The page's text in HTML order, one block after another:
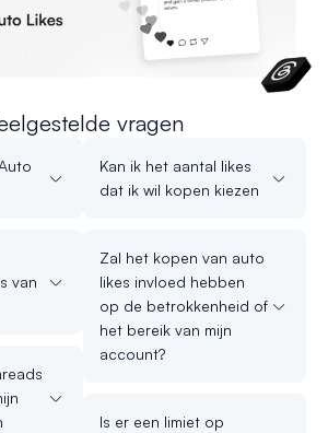
vragen
van
Kan ik het aantal likes
dat ik wil kopen kiezen
Zal het kopen van auto
likes invloed hebben
op de betrokkenheid of
het bereik van mijn
account?
Is er een limiet op